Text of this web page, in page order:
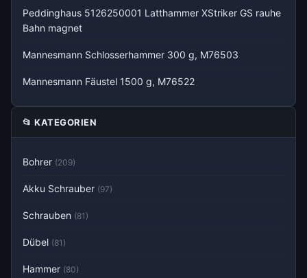
Peddinghaus 5126250001 Latthammer XStriker GS rauhe
Bahn magnet
Mannesmann Schlosserhammer 300 g, M76503
Mannesmann Fäustel 1500 g, M76522
📂 KATEGORIEN
Bohrer (209)
Akku Schrauber (97)
Schrauben (81)
Dübel (81)
Hammer (80)